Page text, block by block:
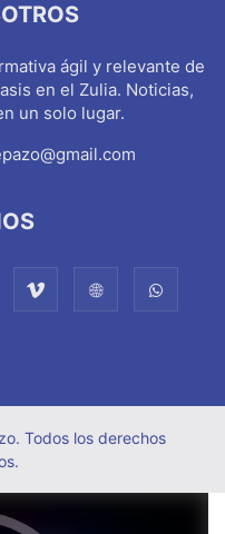
ágil y relevante de
en el Zulia. Noticias,
un solo lugar.
Todos los derechos